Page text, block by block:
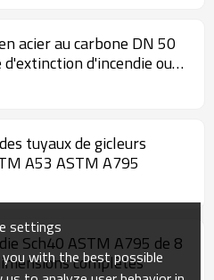
acier au carbone DN 50
d'incendie ou
tuyaux de gicleurs
A53 ASTM A795
Sch40 ASTM A795 de 8
complètes
settings
with the best possible